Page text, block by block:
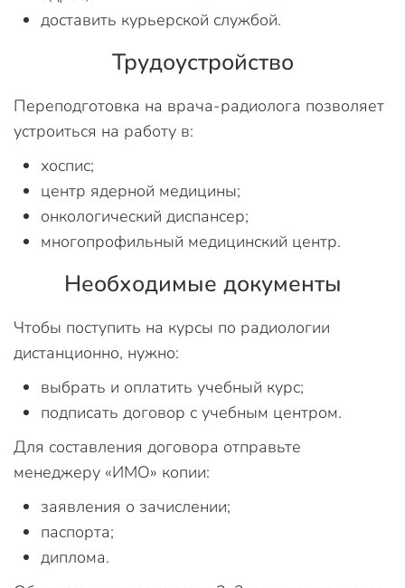
доставить курьерской службой.
Трудоустройство
Переподготовка на врача-радиолога позволяет
устроиться на работу в:
хоспис;
центр ядерной медицины;
онкологический диспансер;
многопрофильный медицинский центр.
Необходимые документы
Чтобы поступить на курсы по радиологии
дистанционно, нужно:
выбрать и оплатить учебный курс;
подписать договор с учебным центром.
Для составления договора отправьте
менеджеру «ИМО» копии:
заявления о зачислении;
паспорта;
диплома.